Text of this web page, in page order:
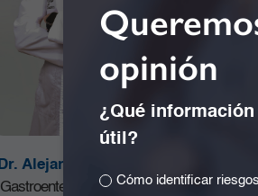
Dr. Alejandro Concha Mejía
Gastroenterología y Endoscopia
opinión
¿Qué
útil?
Cómo identificar